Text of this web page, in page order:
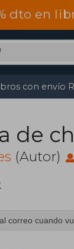
dto en
con envío
de
(Autor)
correo cuando